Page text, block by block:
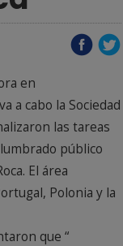
en
a cabo la Sociedad
las tareas
público
El área
Polonia y la
que “